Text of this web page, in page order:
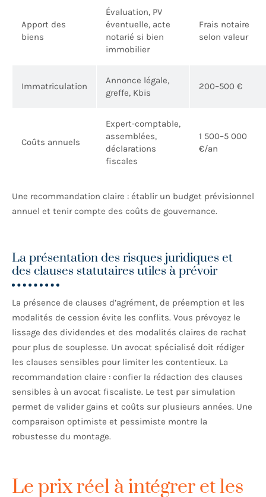
Apport des
biens
Évaluation, PV
éventuelle, acte
notarié si bien
immobilier
Frais notaire
selon valeur
Immatriculation
Annonce légale,
greffe, Kbis
200–500 €
Coûts annuels
Expert‑comptable,
assemblées,
déclarations
fiscales
1 500–5 000
€/an
Une recommandation claire : établir un budget prévisionnel
annuel et tenir compte des coûts de gouvernance.
La présentation des risques juridiques et
des clauses statutaires utiles à prévoir
La présence de clauses d’agrément, de préemption et les
modalités de cession évite les conflits. Vous prévoyez le
lissage des dividendes et des modalités claires de rachat
pour plus de souplesse. Un avocat spécialisé doit rédiger
les clauses sensibles pour limiter les contentieux. La
recommandation claire : confier la rédaction des clauses
sensibles à un avocat fiscaliste. Le test par simulation
permet de valider gains et coûts sur plusieurs années. Une
comparaison optimiste et pessimiste montre la
robustesse du montage.
Le prix réel à intégrer et les